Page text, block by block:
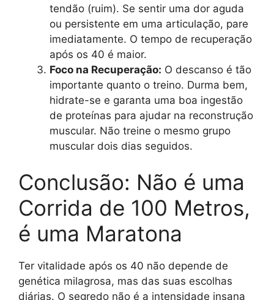
tendão (ruim). Se sentir uma dor aguda
ou persistente em uma articulação, pare
imediatamente. O tempo de recuperação
após os 40 é maior.
Foco na Recuperação: O descanso é tão
importante quanto o treino. Durma bem,
hidrate-se e garanta uma boa ingestão
de proteínas para ajudar na reconstrução
muscular. Não treine o mesmo grupo
muscular dois dias seguidos.
Conclusão: Não é uma
Corrida de 100 Metros,
é uma Maratona
Ter vitalidade após os 40 não depende de
genética milagrosa, mas das suas escolhas
diárias. O segredo não é a intensidade insana